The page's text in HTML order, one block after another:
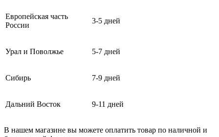
Европейская часть
России
3-5 дней
Урал и Поволжье 5-7 дней
Сибирь 7-9 дней
Дальний Восток 9-11 дней
В нашем магазине вы можете оплатить товар по наличной и